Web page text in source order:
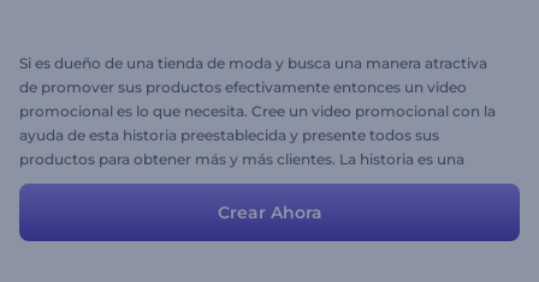
Si es dueño de una tienda de moda y busca una manera atractiva
de promover sus productos efectivamente entonces un video
promocional es lo que necesita. Cree un video promocional con la
ayuda de esta historia preestablecida y presente todos sus
productos para obtener más y más clientes. La historia es una
combinación de un guión impresionante y caracteres
encantadores que es libre de utilizar para crear su propio video
fácilmente.
Crear Ahora